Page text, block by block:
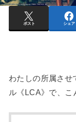
ポスト シェア
わたしの所属させ
ル《LCA》で、こ